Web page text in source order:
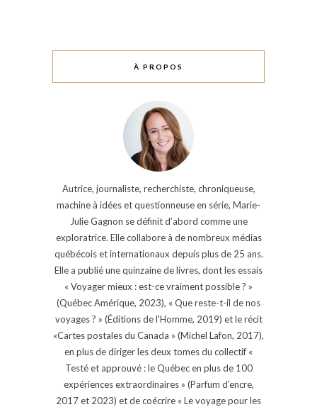
À PROPOS
Autrice, journaliste, recherchiste, chroniqueuse,
machine à idées et questionneuse en série, Marie-
Julie Gagnon se définit d’abord comme une
exploratrice. Elle collabore à de nombreux médias
québécois et internationaux depuis plus de 25 ans.
Elle a publié une quinzaine de livres, dont les essais
« Voyager mieux : est-ce vraiment possible ? »
(Québec Amérique, 2023), « Que reste-t-il de nos
voyages ? » (Éditions de l'Homme, 2019) et le récit
«Cartes postales du Canada » (Michel Lafon, 2017),
en plus de diriger les deux tomes du collectif «
Testé et approuvé : le Québec en plus de 100
expériences extraordinaires » (Parfum d'encre,
2017 et 2023) et de coécrire « Le voyage pour les